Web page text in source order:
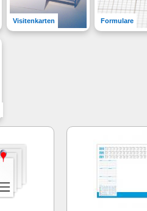
Visitenkarten Formulare